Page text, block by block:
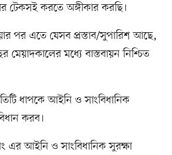
টেকসই করতে অঙ্গীকার করছি।
পর এতে যেসব প্রস্তাব/সুপারিশ আছে,
মধ্যে বাস্তবায়ন নিশ্চিত
ধাপকে আইনি ও সাংবিধানিক
করব।
এর আইনি ও সাংবিধানিক সুরক্ষা